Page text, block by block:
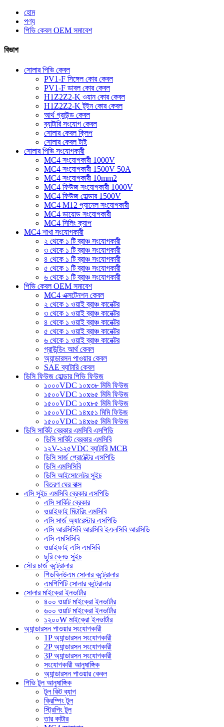
হোম
পণ্য
পিভি কেবল OEM সমাবেশ
বিভাগ
সোলার পিভি কেবল
PV1-F সিঙ্গেল কোর কেবল
PV1-F ডাবল কোর কেবল
H1Z2Z2-K ওয়ান কোর কেবল
H1Z2Z2-K টুইন কোর কেবল
আর্থ গ্রাউন্ড কেবল
ব্যাটারি সংযোগ কেবল
সোলার কেবল ক্লিপ
সোলার কেবল টাই
সোলার পিভি সংযোগকারী
MC4 সংযোগকারী 1000V
MC4 সংযোগকারী 1500V 50A
MC4 সংযোগকারী 10mm2
MC4 ফিউজ সংযোগকারী 1000V
MC4 ফিউজ হোল্ডার 1500V
MC4 M12 প্যানেল সংযোগকারী
MC4 ডায়োড সংযোগকারী
MC4 সিলিং ক্যাপ
MC4 শাখা সংযোগকারী
২ থেকে ১ টি ব্রাঞ্চ সংযোগকারী
৩ থেকে ১ টি ব্রাঞ্চ সংযোগকারী
৪ থেকে ১ টি ব্রাঞ্চ সংযোগকারী
৫ থেকে ১ টি ব্রাঞ্চ সংযোগকারী
৬ থেকে ১ টি ব্রাঞ্চ সংযোগকারী
পিভি কেবল OEM সমাবেশ
MC4 এক্সটেনশন কেবল
২ থেকে ১ ওয়াই ব্রাঞ্চ কানেক্টর
৩ থেকে ১ ওয়াই ব্রাঞ্চ কানেক্টর
৪ থেকে ১ ওয়াই ব্রাঞ্চ কানেক্টর
৫ থেকে ১ ওয়াই ব্রাঞ্চ কানেক্টর
৬ থেকে ১ ওয়াই ব্রাঞ্চ কানেক্টর
গ্রাউন্ডিং আর্থ কেবল
অ্যান্ডারসন পাওয়ার কেবল
SAE ব্যাটারি কেবল
ডিসি ফিউজ হোল্ডার পিভি ফিউজ
১০০০VDC ১০x৩৮ মিমি ফিউজ
১৫০০VDC ১০x৬৫ মিমি ফিউজ
১৫০০VDC ১০x৮৫ মিমি ফিউজ
১৫০০VDC ১৪x৫১ মিমি ফিউজ
১৫০০VDC ১৪x৬৫ মিমি ফিউজ
ডিসি সার্কিট ব্রেকার এমসিবি এসপিডি
ডিসি সার্কিট ব্রেকার এমসিবি
১২V-১২৫VDC ব্যাটারি MCB
ডিসি সার্জ প্রোটেক্টর এসপিডি
ডিসি এমসিসিবি
ডিসি আইসোলেটর সুইচ
বিতরণ ঘের বাক্স
এসি সুইচ এমসিবি ব্রেকার এসপিডি
এসি সার্কিট ব্রেকার
ওয়াইফাই মিটারিং এমসিবি
এসি সার্জ অ্যারেস্টার এসপিডি
এসি আরসিসিবি আরসিবি ইএলসিবি আরসিডি
এসি এমসিসিবি
ওয়াইফাই এসি এমসিবি
ছুরি ব্লেড সুইচ
সৌর চার্জ কন্ট্রোলার
পিডব্লিউএম সোলার কন্ট্রোলার
এমপিপিটি সোলার কন্ট্রোলার
সোলার মাইক্রো ইনভার্টার
৪০০ ওয়াট মাইক্রো ইনভার্টার
৬০০ ওয়াট মাইক্রো ইনভার্টার
১২০০W মাইক্রো ইনভার্টার
অ্যান্ডারসন পাওয়ার সংযোগকারী
1P অ্যান্ডারসন সংযোগকারী
2P অ্যান্ডারসন সংযোগকারী
3P অ্যান্ডারসন সংযোগকারী
সংযোগকারী আনুষাঙ্গিক
অ্যান্ডারসন পাওয়ার কেবল
পিভি টুল আনুষাঙ্গিক
টুল কিট ব্যাগ
ক্রিম্পিং টুল
স্ট্রিপিং টুল
তার কাটার